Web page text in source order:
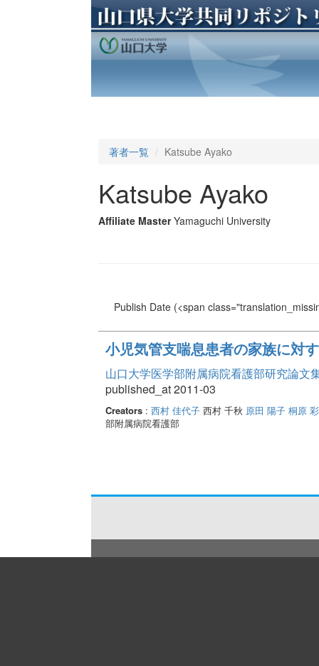
著者一覧 Katsube Ayako
Katsube Ayako
Affiliate Master Yamaguchi University
Publish Date(<span
小児気管支喘息患者の家族に対
山口大学医学部附属病院看護部研究論文
published_at 2011-03
Creators: 西村 佳代子西村 千秋 原田 陽子 桐原
部附属病院看護部